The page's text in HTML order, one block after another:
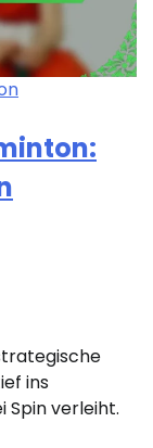
ins
Spin verleiht.